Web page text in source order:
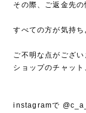
その際、ご返金先
すべての方が気持ち
ご不明な点がござい
ショップのチャッ
instagramで